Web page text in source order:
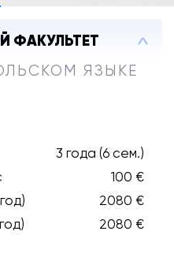
ФАКУЛЬТЕТ
ЯЗЫКЕ
3 года (6 сем.)
100 €
2080 €
2080 €